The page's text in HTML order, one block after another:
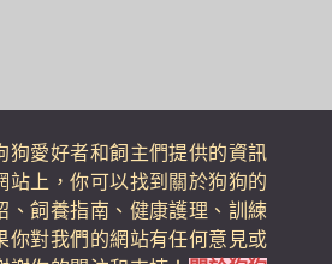
狗愛好者和飼主們提供的資訊
站上，你可以找到關於狗狗的
、飼養指南、健康護理、訓練
你對我們的網站有任何意見或